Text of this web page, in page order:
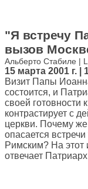
"Я встречу
вызов
Альберто Стабиле |
15 марта 2001 г. |
Визит Папы
состоится, и
своей готовности
контрастирует с
церкви. Почему
опасается
Римским? На этот
отвечает